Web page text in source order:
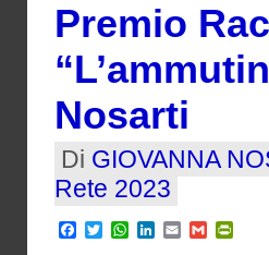
Premio
Nosarti
Di GIOVANNA
Rete 2023
Facebook
TwitterWhatsApp
LinkedIn
EmailGmail